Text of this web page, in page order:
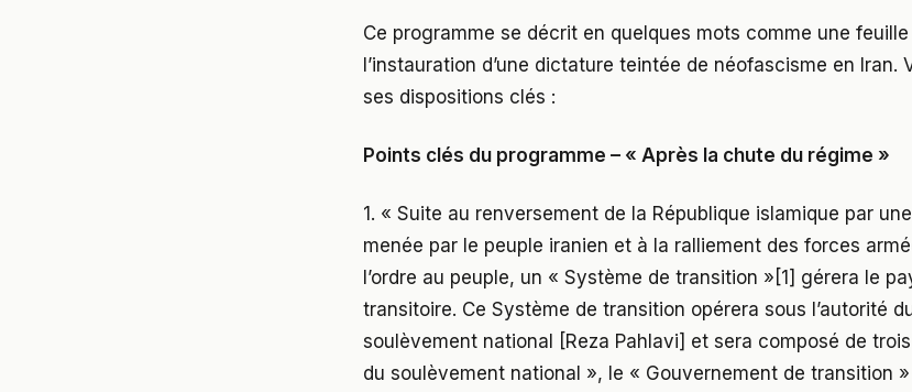
Ce programme se décrit en quelques mots comme une
l’instauration d’une dictature teintée de néofascisme en Iran.
ses dispositions clés :
Points clés du programme – « Après la chute du régime »
1. « Suite au renversement de la République islamique par
menée par le peuple iranien et à la ralliement des forces
l’ordre au peuple, un « Système de transition »[1] gérera le
transitoire. Ce Système de transition opérera sous l’autorité
soulèvement national [Reza Pahlavi] et sera composé de
du soulèvement national », le « Gouvernement de transition